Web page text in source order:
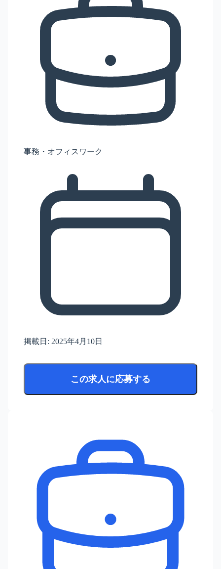
事務・オフィスワーク
掲載日: 2025年4月10日
この求人に応募する